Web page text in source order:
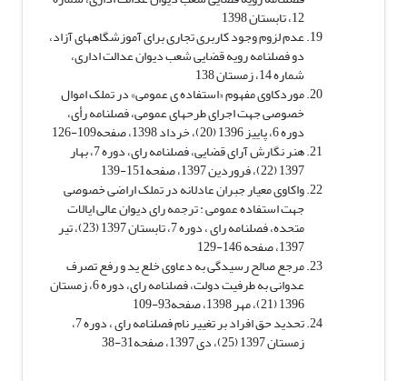
12، تابستان 1398
عدم لزوم وجود کاربری تجاری برای آموزشگاه­های آزاد،
دو فصلنامه رویه قضایی شعب دیوان عدالت اداری،
شماره 14، زمستان 138
موردکاوی مفهوم «استفاده ی عمومی» در تملک اموال
خصوصی جهت اجرای طرحهای عمومی، فصلنامه رأی،
دوره 6، پاییز 1396 (20)، خرداد 1398، صفحه109-126
هنر نگارش آرای قضایی، فصلنامه رای، دوره 7، بهار
1397 (22)، فروردین 1397، صفحه151-139
واکاوی معیار جبران عادلانه در تملک اراضی خصوصی
جهت استفاده عمومی : ترجمه رای دیوان عالی ایالات
متحده، فصلنامه رای ، دوره 7، تابستان 1397 (23)، تیر
1397، صفحه 146-129
مرجع صالح رسیدگی به دعاوی خلع ید و رفع تصرف
عدوانی به طرفیت دولت، فصلنامه رای، دوره 6، زمستان
1396 (21)، مهر 1398، صفحه93-109
تحدید حق افراد بر تغییر نام فصلنامه رای ، دوره 7،
زمستان 1397 (25)، دی 1397، صفحه31-38